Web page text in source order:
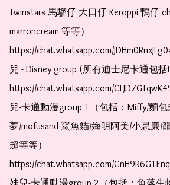
Twinstars 馬騮仔 大口仔 Keroppi 鴨仔
marroncream 等等）
https://chat.whatsapp.com/
兒 - Disney group (所有迪士尼卡通包括
https://chat.whatsapp.com/
兒-卡通動漫group 1（包括：Miffy/麵
夢/mofusand 鯊魚貓/娒明阿美/小忌廉/
超等等）
https://chat.whatsapp.com/